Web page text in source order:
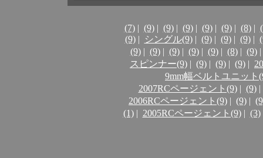
(7) | (9) | (9) | (9) | (9) | (9) | (8) |
(9) | シングル(9) | (9) | (9) | (9) |
(9) | (9) | (9) | (9) | (9) | (8) | (9) |
スピンナー(9) | (9) | (9) | (9) |
9mm幅ベルトユニット
2007RCページェント(9) | (9) |
2006RCページェント(9) | (9) |
(1) | 2005RCページェント(9) | (3)